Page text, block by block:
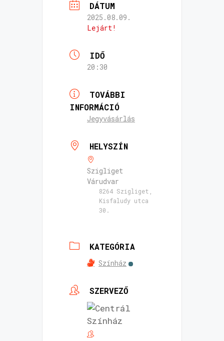
DÁTUM
2025.08.09.
Lejárt!
IDŐ
20:30
TOVÁBBI
INFORMÁCIÓ
Jegyvásárlás
HELYSZÍN
Szigliget
Várudvar
8264 Szigliget,
Kisfaludy utca
30.
KATEGÓRIA
Színház
SZERVEZŐ